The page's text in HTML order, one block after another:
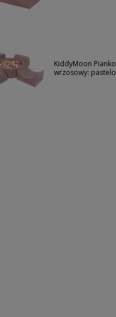
KiddyMoon
wrzosowy: